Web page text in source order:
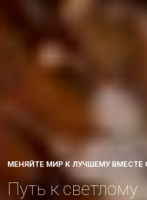
МЕНЯЙТЕ МИР К ЛУЧШЕМУ ВМЕСТЕ
Путь к светлому